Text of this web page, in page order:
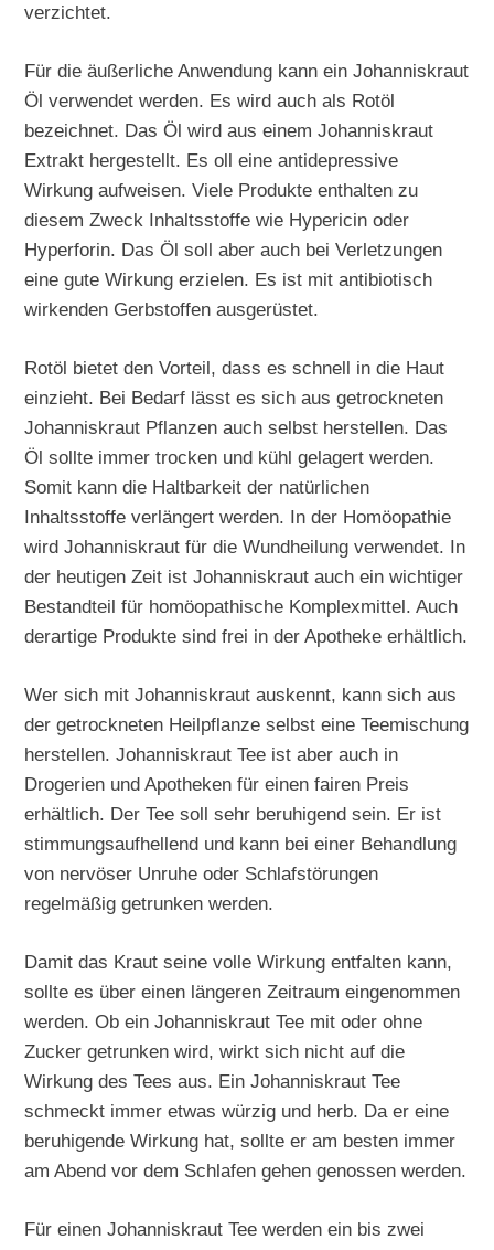
verzichtet.
Für die äußerliche Anwendung kann ein Johanniskraut
Öl verwendet werden. Es wird auch als Rotöl
bezeichnet. Das Öl wird aus einem Johanniskraut
Extrakt hergestellt. Es oll eine antidepressive
Wirkung aufweisen. Viele Produkte enthalten zu
diesem Zweck Inhaltsstoffe wie Hypericin oder
Hyperforin. Das Öl soll aber auch bei Verletzungen
eine gute Wirkung erzielen. Es ist mit antibiotisch
wirkenden Gerbstoffen ausgerüstet.
Rotöl bietet den Vorteil, dass es schnell in die Haut
einzieht. Bei Bedarf lässt es sich aus getrockneten
Johanniskraut Pflanzen auch selbst herstellen. Das
Öl sollte immer trocken und kühl gelagert werden.
Somit kann die Haltbarkeit der natürlichen
Inhaltsstoffe verlängert werden. In der Homöopathie
wird Johanniskraut für die Wundheilung verwendet. In
der heutigen Zeit ist Johanniskraut auch ein wichtiger
Bestandteil für homöopathische Komplexmittel. Auch
derartige Produkte sind frei in der Apotheke erhältlich.
Wer sich mit Johanniskraut auskennt, kann sich aus
der getrockneten Heilpflanze selbst eine Teemischung
herstellen. Johanniskraut Tee ist aber auch in
Drogerien und Apotheken für einen fairen Preis
erhältlich. Der Tee soll sehr beruhigend sein. Er ist
stimmungsaufhellend und kann bei einer Behandlung
von nervöser Unruhe oder Schlafstörungen
regelmäßig getrunken werden.
Damit das Kraut seine volle Wirkung entfalten kann,
sollte es über einen längeren Zeitraum eingenommen
werden. Ob ein Johanniskraut Tee mit oder ohne
Zucker getrunken wird, wirkt sich nicht auf die
Wirkung des Tees aus. Ein Johanniskraut Tee
schmeckt immer etwas würzig und herb. Da er eine
beruhigende Wirkung hat, sollte er am besten immer
am Abend vor dem Schlafen gehen genossen werden.
Für einen Johanniskraut Tee werden ein bis zwei